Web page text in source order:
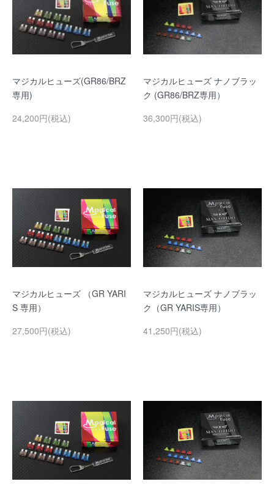
マジカルヒューズ(GR86/BRZ
専用)
24,200円(税込)
マジカルヒューズ ナノブラッ
ク (GR86/BRZ専用）
36,300円(税込)
マジカルヒューズ （GR YARI
S 専用）
27,500円(税込)
マジカルヒューズ ナノブラッ
ク（GR YARIS専用）
41,250円(税込)